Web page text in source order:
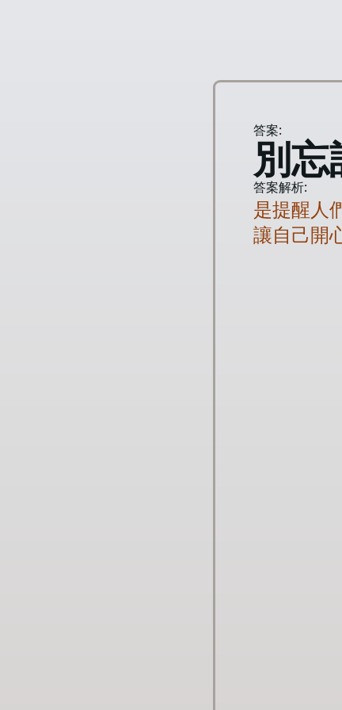
答案:
別忘
答案解析:
是提醒人
讓自己開